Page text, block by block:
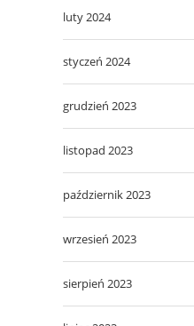
luty 2024
styczeń 2024
grudzień 2023
listopad 2023
październik 2023
wrzesień 2023
sierpień 2023